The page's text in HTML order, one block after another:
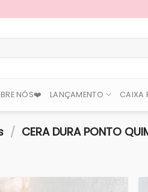
NÓS❤️ LANÇAMENTO CAIXA
/ CERA DURA PONTO